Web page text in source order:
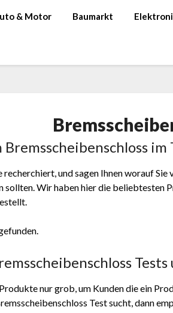
& Motor Baumarkt
im
recherchiert, und sagen Ihnen worauf
sollten. Wir haben hier die beliebtesten
nur grob, um Kunden die ein
Test sucht, dann